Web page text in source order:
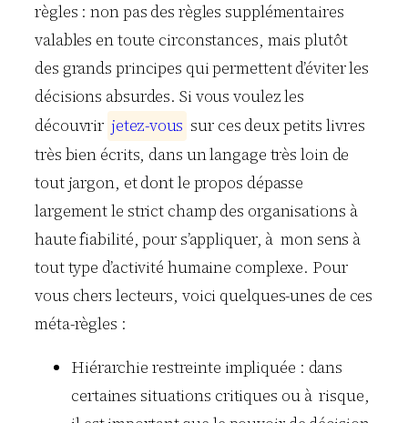
règles : non pas des règles supplémentaires
valables en toute circonstances, mais plutôt
des grands principes qui permettent d’éviter les
décisions absurdes. Si vous voulez les
découvrir jetez-vous sur ces deux petits livres
très bien écrits, dans un langage très loin de
tout jargon, et dont le propos dépasse
largement le strict champ des organisations à
haute fiabilité, pour s’appliquer, à mon sens à
tout type d’activité humaine complexe. Pour
vous chers lecteurs, voici quelques-unes de ces
méta-règles :
Hiérarchie restreinte impliquée : dans
certaines situations critiques ou à risque,